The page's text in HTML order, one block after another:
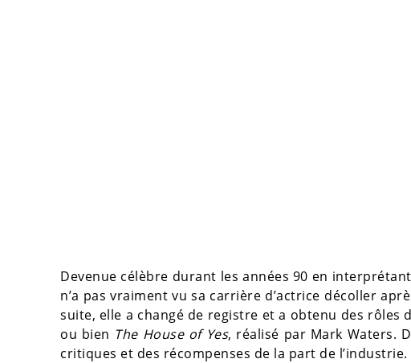
Devenue célèbre durant les années 90 en
n’a pas vraiment vu sa carrière d’actrice décoller
suite, elle a changé de registre et a obtenu des rôles
ou bien The House of Yes, réalisé par Mark Waters.
critiques et des récompenses de la part de l’industrie.